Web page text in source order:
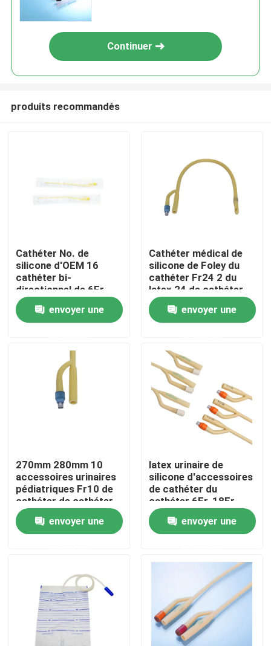
Aperçu
A propos de nous
Visite d'usine
Contact
Demande de soumission
Le caoutchouc de silicone médical
Bouchon en caoutchouc médical
Plongeur en caoutchouc de seringue
Continuer
produits recommandés
Cathéter No. de
silicone d'OEM 16
cathéter bi-
directionnel de 6Fr
-18Fr Foley
envoyer une
Cathéter médical de
silicone de Foley du
cathéter Fr24 2 du
latex 24 de cathéter
français de manière
envoyer une
270mm 280mm 10
accessoires urinaires
pédiatriques Fr10 de
cathéter de cathéter
français
envoyer une
latex urinaire de
silicone d'accessoires
de cathéter du
cathéter 6Fr-18Fr
interne masculin
envoyer une